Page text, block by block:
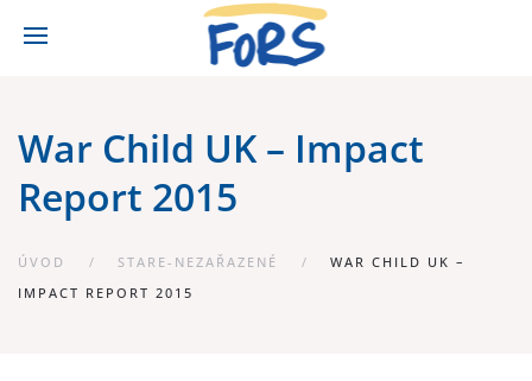
War Child UK – Impact
Report 2015
ÚVOD STARE-NEZAŘAZENÉ
WAR CHILD UK –
IMPACT REPORT 2015